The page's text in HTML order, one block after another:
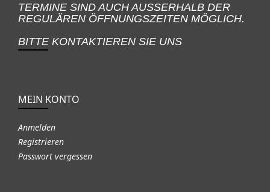
TERMINE SIND AUCH AUSSERHALB DER
REGULÄREN ÖFFNUNGSZEITEN MÖGLICH.
BITTE KONTAKTIEREN SIE UNS
MEIN KONTO
Anmelden
Registrieren
Passwort vergessen